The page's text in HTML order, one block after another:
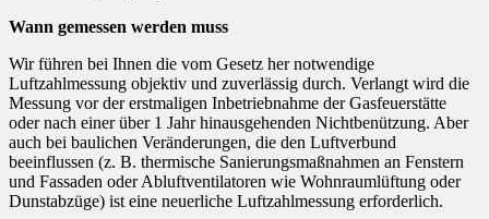
Wann gemessen werden muss
Wir führen bei Ihnen die vom Gesetz her notwendige
Luftzahlmessung objektiv und zuverlässig durch. Verlangt wird die
Messung vor der erstmaligen Inbetriebnahme der Gasfeuerstätte
oder nach einer über 1 Jahr hinausgehenden Nichtbenützung. Aber
auch bei baulichen Veränderungen, die den Luftverbund
beeinflussen (z. B. thermische Sanierungsmaßnahmen an Fenstern
und Fassaden oder Abluftventilatoren wie Wohnraumlüftung oder
Dunstabzüge) ist eine neuerliche Luftzahlmessung erforderlich.